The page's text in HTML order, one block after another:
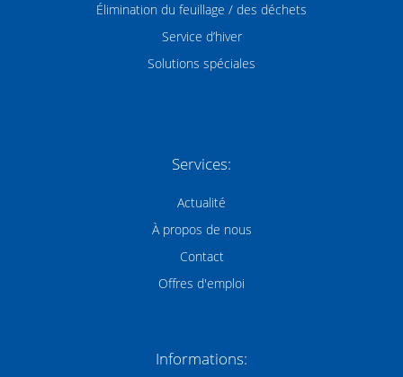
Élimination du feuillage / des déchets
Service d’hiver
Solutions spéciales
Services:
Actualité
À propos de nous
Contact
Offres d'emploi
Informations: